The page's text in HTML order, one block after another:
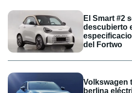
El Smart #2
descubierto
del Fortwo
Volkswagen
berlina